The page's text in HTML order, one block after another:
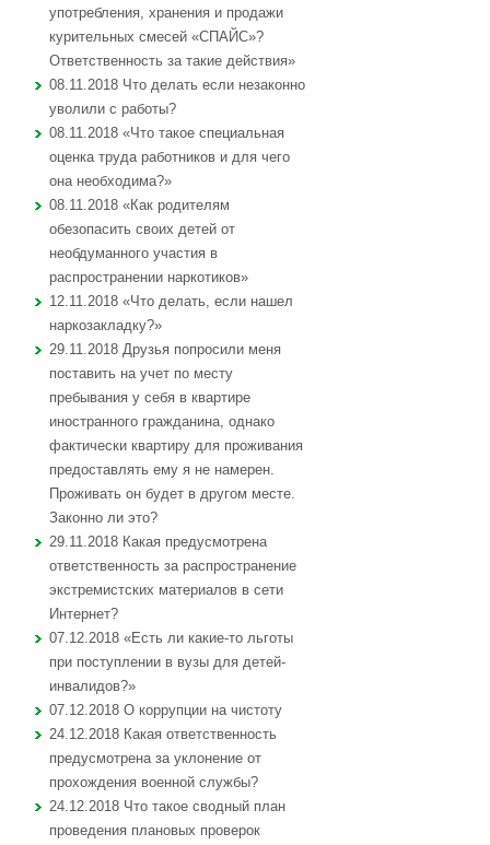
употребления, хранения и продажи
курительных смесей «СПАЙС»?
Ответственность за такие действия»
08.11.2018 Что делать если незаконно
уволили с работы?
08.11.2018 «Что такое специальная
оценка труда работников и для чего
она необходима?»
08.11.2018 «Как родителям
обезопасить своих детей от
необдуманного участия в
распространении наркотиков»
12.11.2018 «Что делать, если нашел
наркозакладку?»
29.11.2018 Друзья попросили меня
поставить на учет по месту
пребывания у себя в квартире
иностранного гражданина, однако
фактически квартиру для проживания
предоставлять ему я не намерен.
Проживать он будет в другом месте.
Законно ли это?
29.11.2018 Какая предусмотрена
ответственность за распространение
экстремистских материалов в сети
Интернет?
07.12.2018 «Есть ли какие-то льготы
при поступлении в вузы для детей-
инвалидов?»
07.12.2018 О коррупции на чистоту
24.12.2018 Какая ответственность
предусмотрена за уклонение от
прохождения военной службы?
24.12.2018 Что такое сводный план
проведения плановых проверок